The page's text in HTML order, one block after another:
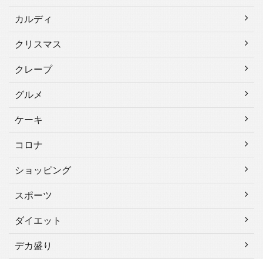
カルディ
クリスマス
クレープ
グルメ
ケーキ
コロナ
ショッピング
スポーツ
ダイエット
デカ盛り